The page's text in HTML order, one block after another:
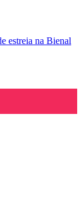
estreia na Bienal